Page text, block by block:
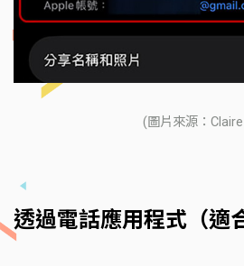
(圖片來源：Claire
透過電話應用程式（適